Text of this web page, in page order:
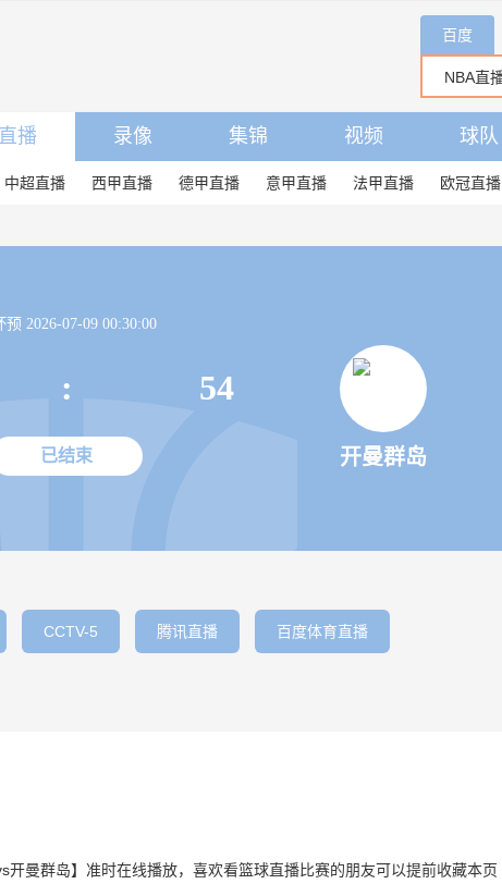
百度
直播 录像 集锦 视频 球队
中超直播 西甲直播 德甲直播 意甲直播 法甲直播 欧冠直播
预 2026-07-09 00:30:00
: 54
已结束 开曼群岛
CCTV-5 腾讯直播 百度体育直播
曼群岛】准时在线播放，喜欢看篮球直播比赛的朋友可以提前收藏本页